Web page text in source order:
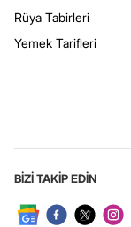
Rüya Tabirleri
Yemek Tarifleri
BİZİ TAKİP EDİN